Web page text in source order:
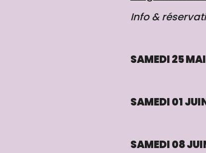
Info &
SAMEDI 25 MAI
SAMEDI 01
SAMEDI 08